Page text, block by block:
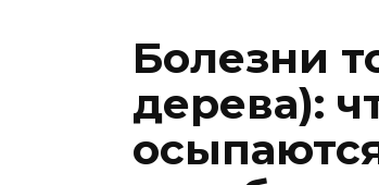
Болезни
дерева):